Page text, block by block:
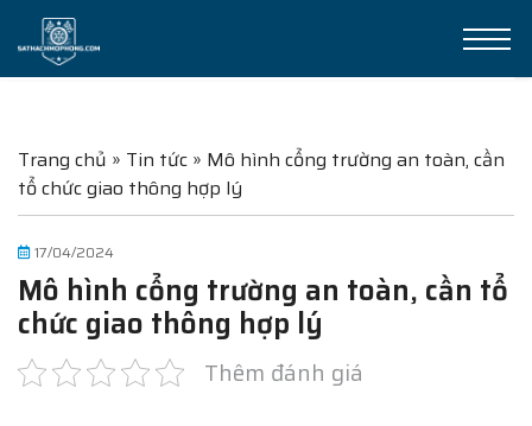
Trang chủ » Tin tức » Mô hình cổng trường an toàn, cần
tổ chức giao thông hợp lý
17/04/2024
Mô hình cổng trường an toàn, cần tổ
chức giao thông hợp lý
Thêm đánh giá